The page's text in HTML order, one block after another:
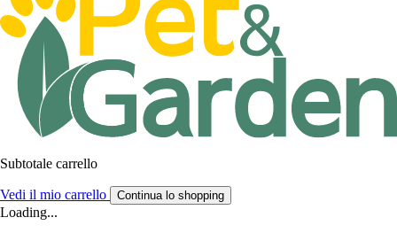
Subtotale carrello
Vedi il mio carrello Continua lo shopping
Loading...